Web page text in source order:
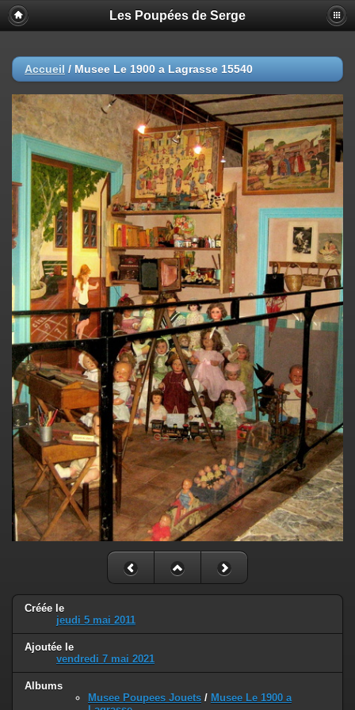
Les Poupées de Serge
Accueil / Musee Le 1900 a Lagrasse 15540
Créée le
jeudi 5 mai 2011
Ajoutée le
vendredi 7 mai 2021
Albums
Musee Poupees Jouets / Musee Le 1900 a